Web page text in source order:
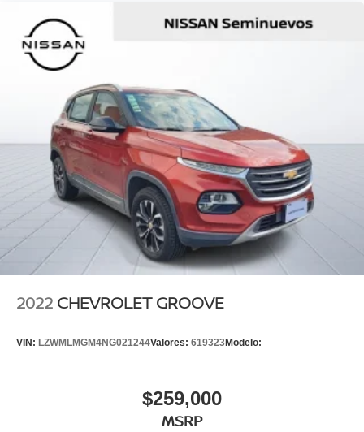
2022 CHEVROLET GROOVE
VIN: LZWMLMGM4NG021244Valores: 619323Modelo:
$259,000
MSRP